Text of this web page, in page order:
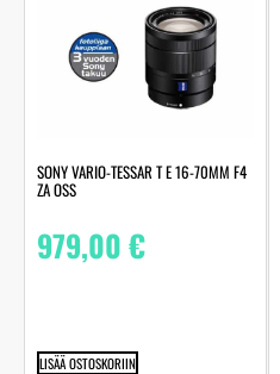
SONY VARIO-TESSAR T E 16-70MM F4
ZA OSS
979,00€
LISÄÄ OSTOSKORIIN